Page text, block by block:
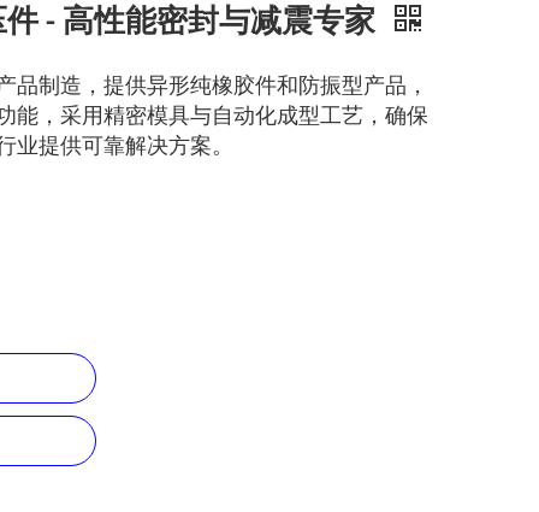
- 高性能密封与减震专家
品制造，提供异形纯橡胶件和防振型产品，
能，采用精密模具与自动化成型工艺，确保
业提供可靠解决方案。